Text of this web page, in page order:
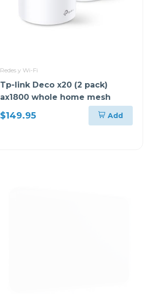
Redes y Wi-Fi
Tp-link Deco x20 (2 pack)
ax1800 whole home mesh
$149.95 Add